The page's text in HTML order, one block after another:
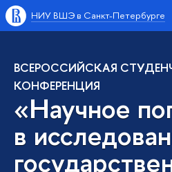
НИУ ВШЭ в Санкт-Петербурге
ВСЕРОССИЙСКАЯ
КОНФЕРЕНЦИЯ
«Научное
в